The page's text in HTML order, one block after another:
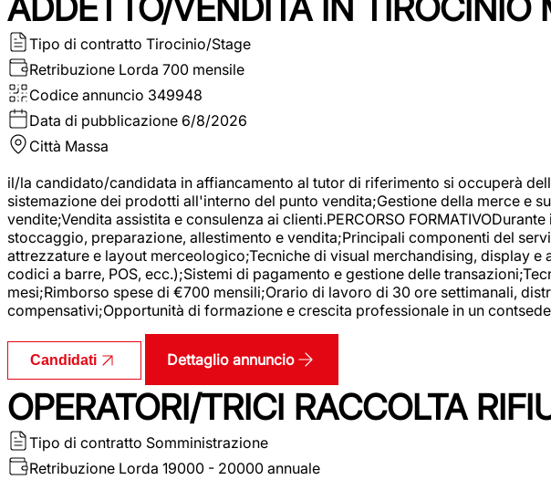
Tipo di contratto Tirocinio/Stage
Retribuzione Lorda 700 mensile
Codice annuncio 349948
Data di pubblicazione 6/8/2026
Città Massa
il/la candidato/candidata in affiancamento al tutor di riferimento si occuperà
sistemazione dei prodotti all'interno del punto vendita;Gestione della merce e
vendite;Vendita assistita e consulenza ai clienti.PERCORSO
stoccaggio, preparazione, allestimento e vendita;Principali componenti del
attrezzature e layout merceologico;Tecniche di visual merchandising, display
codici a barre, POS, ecc.);Sistemi di pagamento e gestione delle
mesi;Rimborso spese di €700 mensili;Orario di lavoro di 30 ore settimanali,
compensativi;Opportunità di formazione e crescita professionale in un
Candidati Dettaglio annuncio
OPERATORI/TRICI RACCOLTA
Tipo di contratto Somministrazione
Retribuzione Lorda 19000 - 20000 annuale